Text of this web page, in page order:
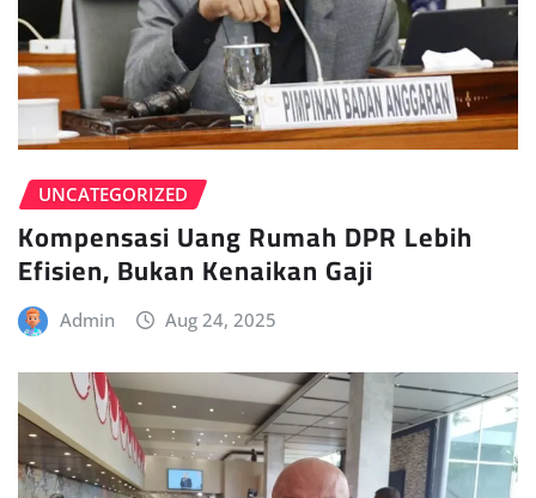
UNCATEGORIZED
Kompensasi Uang Rumah DPR Lebih
Efisien, Bukan Kenaikan Gaji
Admin Aug 24, 2025